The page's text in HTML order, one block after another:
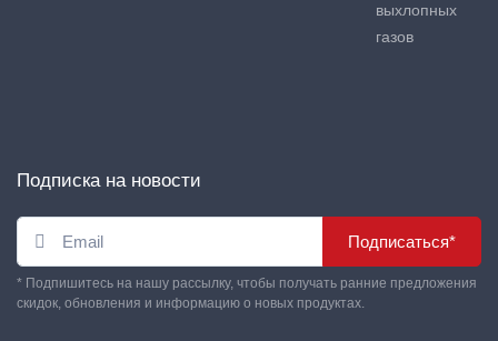
выхлопных
газов
Подписка на новости
Подписаться*
* Подпишитесь на нашу рассылку, чтобы получать ранние предложения
скидок, обновления и информацию о новых продуктах.